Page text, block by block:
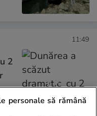
11:49
2
personale să rămână